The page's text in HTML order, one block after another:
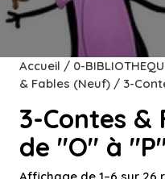
Accueil / 0-
& Fables (Neuf) / 3-
3-Contes &
de "O" à